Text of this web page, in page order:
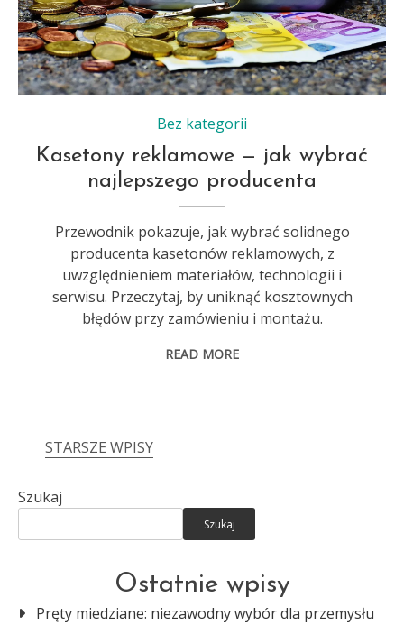
Bez kategorii
Kasetony reklamowe — jak wybrać
najlepszego producenta
Przewodnik pokazuje, jak wybrać solidnego
producenta kasetonów reklamowych, z
uwzględnieniem materiałów, technologii i
serwisu. Przeczytaj, by uniknąć kosztownych
błędów przy zamówieniu i montażu.
READ MORE
Nawigacja
po
STARSZE WPISY
Szukaj
Szukaj
Ostatnie wpisy
Pręty miedziane: niezawodny wybór dla przemysłu